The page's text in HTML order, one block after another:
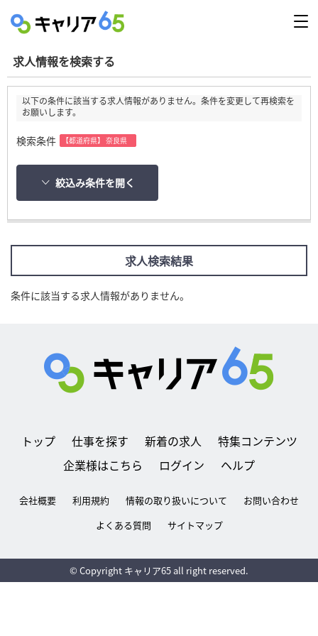
求人情報を検索する
以下の条件に該当する求人情報がありません。条件を変更して再検索を
お願いします。
検索条件 【都道府県】 奈良県
絞込み条件を開く
求人検索結果
条件に該当する求人情報がありません。
トップ 仕事を探す 新着の求人
特集コンテンツ
企業様はこちら
ログイン ヘルプ
会社概要 利用規約 情報の取り扱いについて
お問い合わせ
よくある質問
サイトマップ
© Copyright キャリア65 all right reserved.